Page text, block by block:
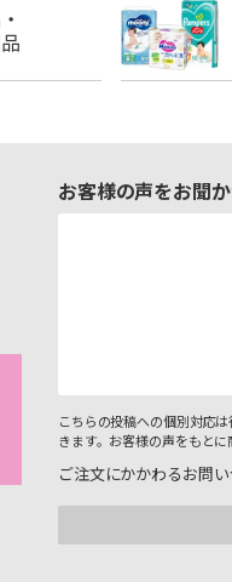
お客様の声をお聞
こちらの投稿への個別対応
きます。お客様の声をもと
ご注文にかかわるお問